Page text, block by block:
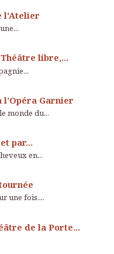
l'Atelier
libre,...
l’Opéra Garnier
monde du...
par...
en...
une fois,...
de la Porte...